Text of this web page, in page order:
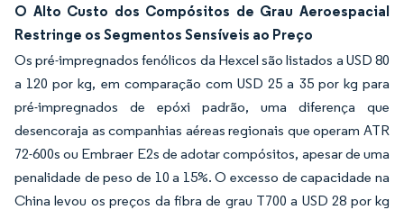
O Alto Custo dos Compósitos de Grau Aeroespacial
Restringe os Segmentos Sensíveis ao Preço
Os pré-impregnados fenólicos da Hexcel são listados a USD 80
a 120 por kg, em comparação com USD 25 a 35 por kg para
pré-impregnados de epóxi padrão, uma diferença que
desencoraja as companhias aéreas regionais que operam ATR
72-600s ou Embraer E2s de adotar compósitos, apesar de uma
penalidade de peso de 10 a 15%. O excesso de capacidade na
China levou os preços da fibra de grau T700 a USD 28 por kg